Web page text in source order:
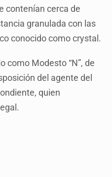
contenían cerca de
granulada con las
conocido como crystal.
como Modesto “N”, de
del agente del
quien